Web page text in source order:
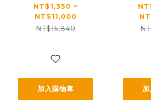
｜正品保證｜【太
陽星】全效克菲爾
益生菌(3g*30包/
NT$1,350 ~
NT$11,000
NT$15,840
加入購物車
證｜
效克
盒